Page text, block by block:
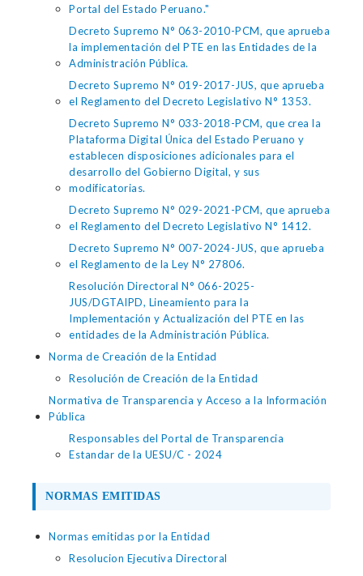
Portal del Estado Peruano."
Decreto Supremo N° 063-2010-PCM, que aprueba
la implementación del PTE en las Entidades de la
Administración Pública.
Decreto Supremo N° 019-2017-JUS, que aprueba
el Reglamento del Decreto Legislativo N° 1353.
Decreto Supremo N° 033-2018-PCM, que crea la
Plataforma Digital Única del Estado Peruano y
establecen disposiciones adicionales para el
desarrollo del Gobierno Digital, y sus
modificatorias.
Decreto Supremo N° 029-2021-PCM, que aprueba
el Reglamento del Decreto Legislativo N° 1412.
Decreto Supremo N° 007-2024-JUS, que aprueba
el Reglamento de la Ley N° 27806.
Resolución Directoral N° 066-2025-
JUS/DGTAIPD, Lineamiento para la
Implementación y Actualización del PTE en las
entidades de la Administración Pública.
Norma de Creación de la Entidad
Resolución de Creación de la Entidad
Normativa de Transparencia y Acceso a la Información
Pública
Responsables del Portal de Transparencia
Estandar de la UESU/C - 2024
NORMAS EMITIDAS
Normas emitidas por la Entidad
Resolucion Ejecutiva Directoral